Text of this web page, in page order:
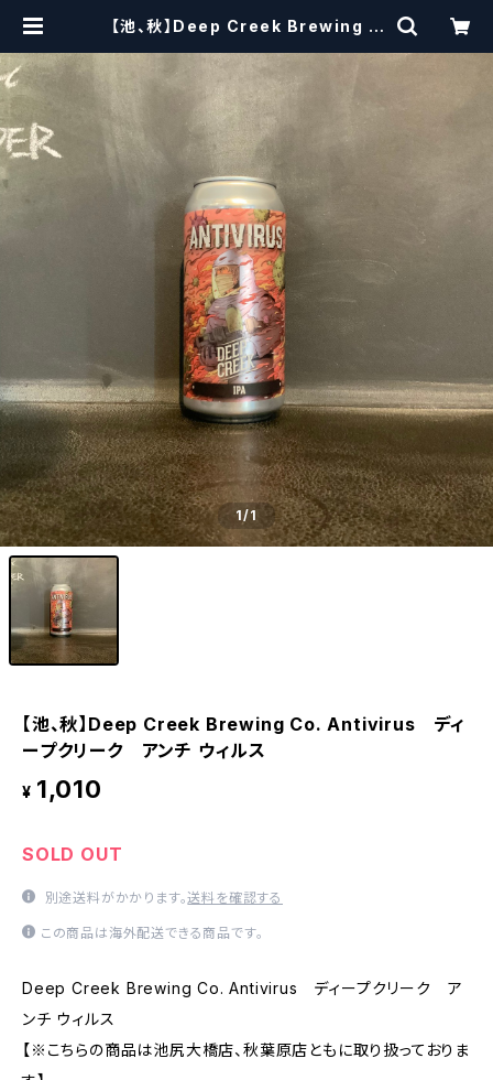
【池、秋】Deep Creek Brewing C
アンチ ウィルス | craftbeersciss
1/1
【池、秋】Deep Creek Brewing Co. Antivirus ディ
ープクリーク アンチ ウィルス
¥ 1,010
SOLD OUT
別途送料がかかります。送料を確認する
この商品は海外配送できる商品です。
Deep Creek Brewing Co. Antivirus ディープクリーク ア
ンチ ウィルス
【※こちらの商品は池尻大橋店、秋葉原店ともに取り扱っておりま